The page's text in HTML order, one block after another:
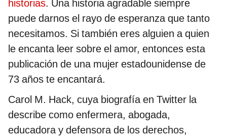
historias. Una historia agradable siempre
puede darnos el rayo de esperanza que tanto
necesitamos. Si también eres alguien a quien
le encanta leer sobre el amor, entonces esta
publicación de una mujer estadounidense de
73 años te encantará.
Carol M. Hack, cuya biografía en Twitter la
describe como enfermera, abogada,
educadora y defensora de los derechos,